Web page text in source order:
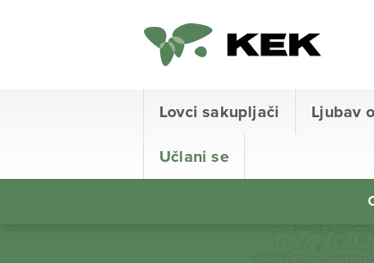
Lovci sakupljači Ljubav
Učlani se